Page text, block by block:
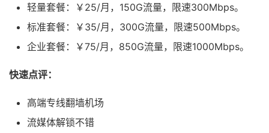
轻量套餐：￥25/月，150G流量，限速300Mbps。
标准套餐：￥35/月，300G流量，限速500Mbps。
企业套餐：￥75/月，850G流量，限速1000Mbps。
快速点评：
高端专线翻墙机场
流媒体解锁不错